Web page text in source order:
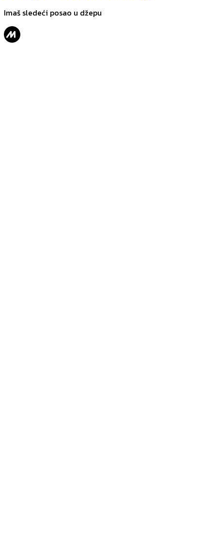
Imaš sledeći posao u džepu